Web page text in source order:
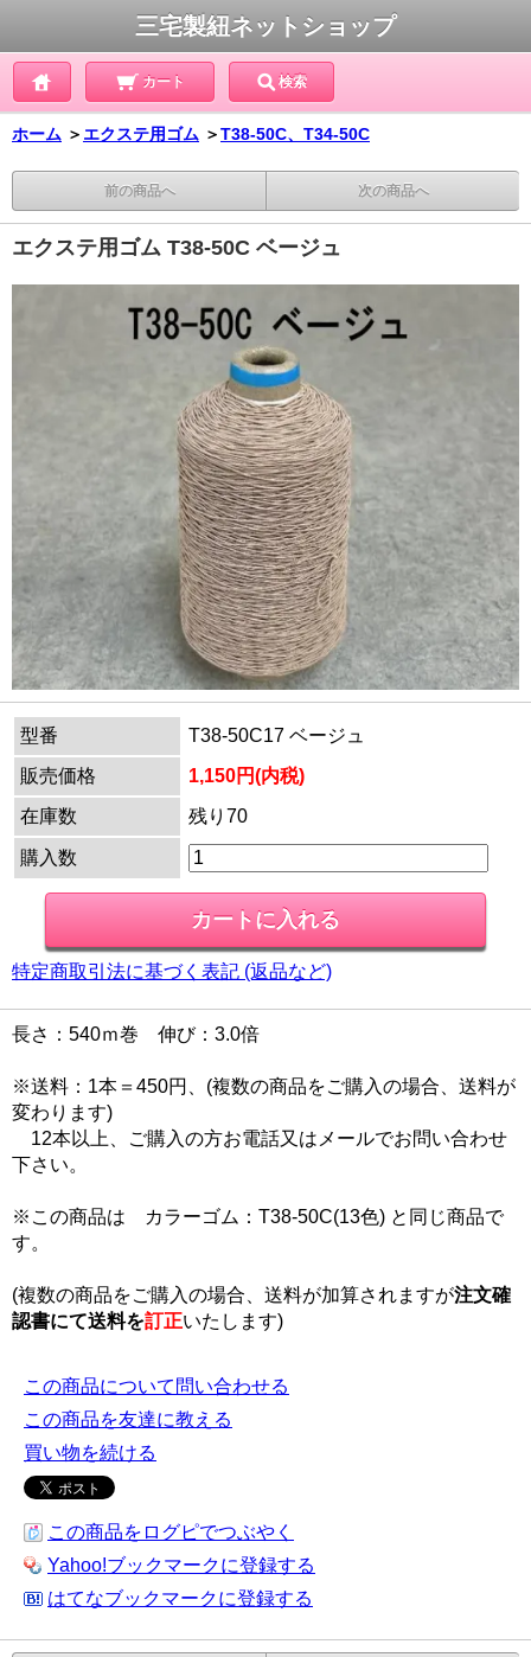
三宅製紐ネットショップ
カート 検索
ホーム ＞ エクステ用ゴム ＞T38-50C、T34-50C
前の商品へ 次の商品へ
エクステ用ゴム T38-50C ベージュ
型番
T38-50C17 ベージュ
販売価格
1,150円(内税)
在庫数
残り70
購入数
特定商取引法に基づく表記 (返品など)
長さ：540ｍ巻 伸び：3.0倍
※送料：1本＝450円、(複数の商品をご購入の場合、送料が
変わります)
12本以上、ご購入の方お電話又はメールでお問い合わせ
下さい。
※この商品は カラーゴム：T38-50C(13色) と同じ商品で
す。
(複数の商品をご購入の場合、送料が加算されますが注文確
認書にて送料を訂正いたします)
この商品について問い合わせる
この商品を友達に教える
買い物を続ける
この商品をログピでつぶやく
Yahoo!ブックマークに登録する
はてなブックマークに登録する